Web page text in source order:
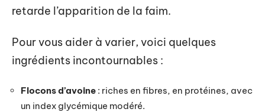
retarde l’apparition de la faim.
Pour vous aider à varier, voici quelques
ingrédients incontournables :
Flocons d’avoine : riches en fibres, en protéines, avec
un index glycémique modéré.